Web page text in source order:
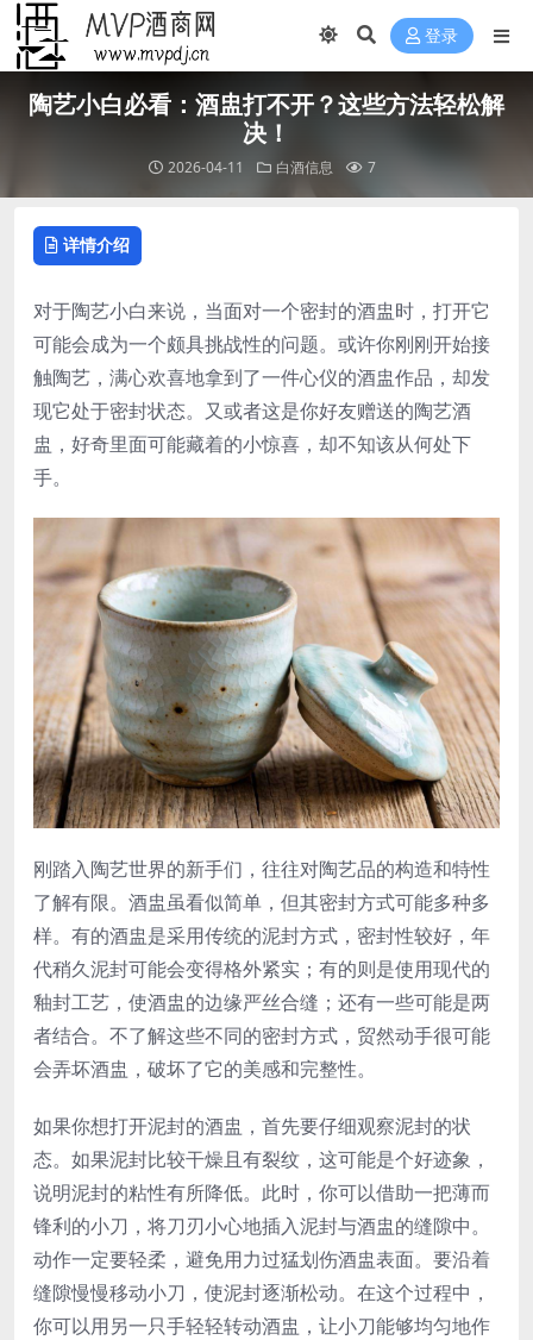
登录
陶艺小白必看：酒盅打不开？这些方法轻松解
决！
2026-04-11 白酒信息 7
详情介绍
对于陶艺小白来说，当面对一个密封的酒盅时，打开它
可能会成为一个颇具挑战性的问题。或许你刚刚开始接
触陶艺，满心欢喜地拿到了一件心仪的酒盅作品，却发
现它处于密封状态。又或者这是你好友赠送的陶艺酒
盅，好奇里面可能藏着的小惊喜，却不知该从何处下
手。
刚踏入陶艺世界的新手们，往往对陶艺品的构造和特性
了解有限。酒盅虽看似简单，但其密封方式可能多种多
样。有的酒盅是采用传统的泥封方式，密封性较好，年
代稍久泥封可能会变得格外紧实；有的则是使用现代的
釉封工艺，使酒盅的边缘严丝合缝；还有一些可能是两
者结合。不了解这些不同的密封方式，贸然动手很可能
会弄坏酒盅，破坏了它的美感和完整性。
如果你想打开泥封的酒盅，首先要仔细观察泥封的状
态。如果泥封比较干燥且有裂纹，这可能是个好迹象，
说明泥封的粘性有所降低。此时，你可以借助一把薄而
锋利的小刀，将刀刃小心地插入泥封与酒盅的缝隙中。
动作一定要轻柔，避免用力过猛划伤酒盅表面。要沿着
缝隙慢慢移动小刀，使泥封逐渐松动。在这个过程中，
你可以用另一只手轻轻转动酒盅，让小刀能够均匀地作